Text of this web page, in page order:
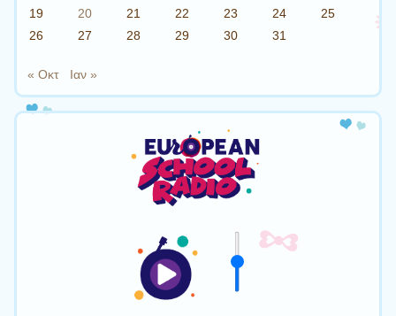
19
20 21 22 23 24
25
26
27 28 29 30 31
« Οκτ Ιαν »